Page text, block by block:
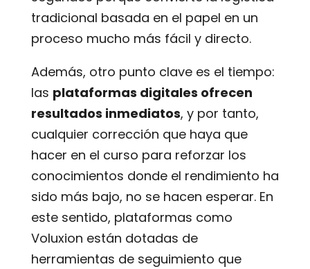
tradicional basada en el papel en un
proceso mucho más fácil y directo.
Además, otro punto clave es el tiempo:
las plataformas digitales ofrecen
resultados inmediatos, y por tanto,
cualquier corrección que haya que
hacer en el curso para reforzar los
conocimientos donde el rendimiento ha
sido más bajo, no se hacen esperar. En
este sentido, plataformas como
Voluxion están dotadas de
herramientas de seguimiento que